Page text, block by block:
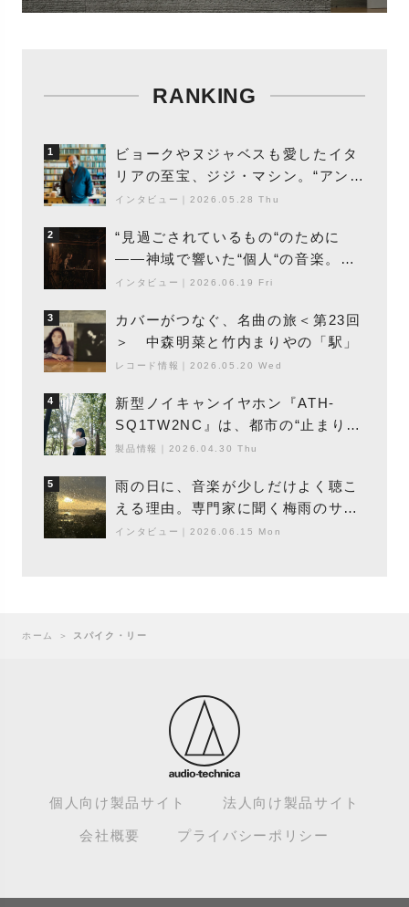
RANKING
1
ビョークやヌジャベスも愛したイタ
リアの至宝、ジジ・マシン。“アンビ
エントの巨匠”が明かす創作の原点
インタビュー 2026.05.28 Thu
2
“見過ごされているもの“のために
――神域で響いた“個人“の音楽。冥
丁の『赤城 夜神楽』をレポート
インタビュー 2026.06.19 Fri
3
カバーがつなぐ、名曲の旅＜第23回
＞ 中森明菜と竹内まりやの「駅」
レコード情報 2026.05.20 Wed
4
新型ノイキャンイヤホン『ATH-
SQ1TW2NC』は、都市の“止まり
木”になり得るーシンガーソングライ
製品情報 2026.04.30 Thu
5
雨の日に、音楽が少しだけよく聴こ
える理由。専門家に聞く梅雨のサウ
ンドスケープ
インタビュー 2026.06.15 Mon
ホーム ＞ スパイク・リー
個人向け製品サイト 法人向け製品サイト
会社概要 プライバシーポリシー